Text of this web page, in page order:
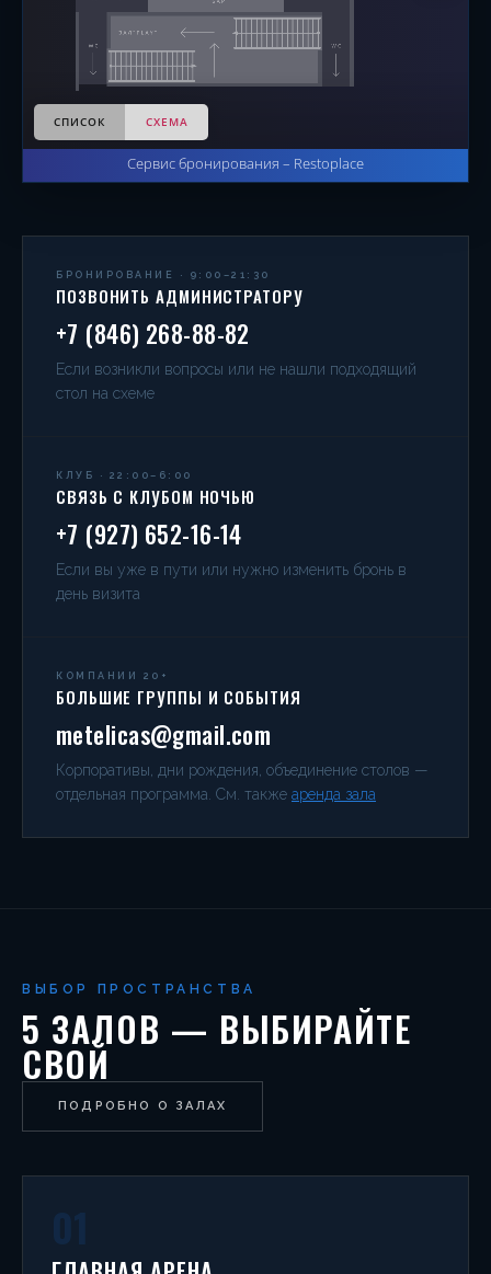
БРОНИРОВАНИЕ · 9:00–21:30
ПОЗВОНИТЬ АДМИНИСТРАТОРУ
+7 (846) 268-88-82
Если возникли вопросы или не нашли подходящий
стол на схеме
КЛУБ · 22:00–6:00
СВЯЗЬ С КЛУБОМ НОЧЬЮ
+7 (927) 652-16-14
Если вы уже в пути или нужно изменить бронь в
день визита
КОМПАНИИ 20+
БОЛЬШИЕ ГРУППЫ И СОБЫТИЯ
metelicas@gmail.com
Корпоративы, дни рождения, объединение столов —
отдельная программа. См. также аренда зала
ВЫБОР ПРОСТРАНСТВА
5 ЗАЛОВ — ВЫБИРАЙТЕ
СВОЙ
ПОДРОБНО О ЗАЛАХ
01